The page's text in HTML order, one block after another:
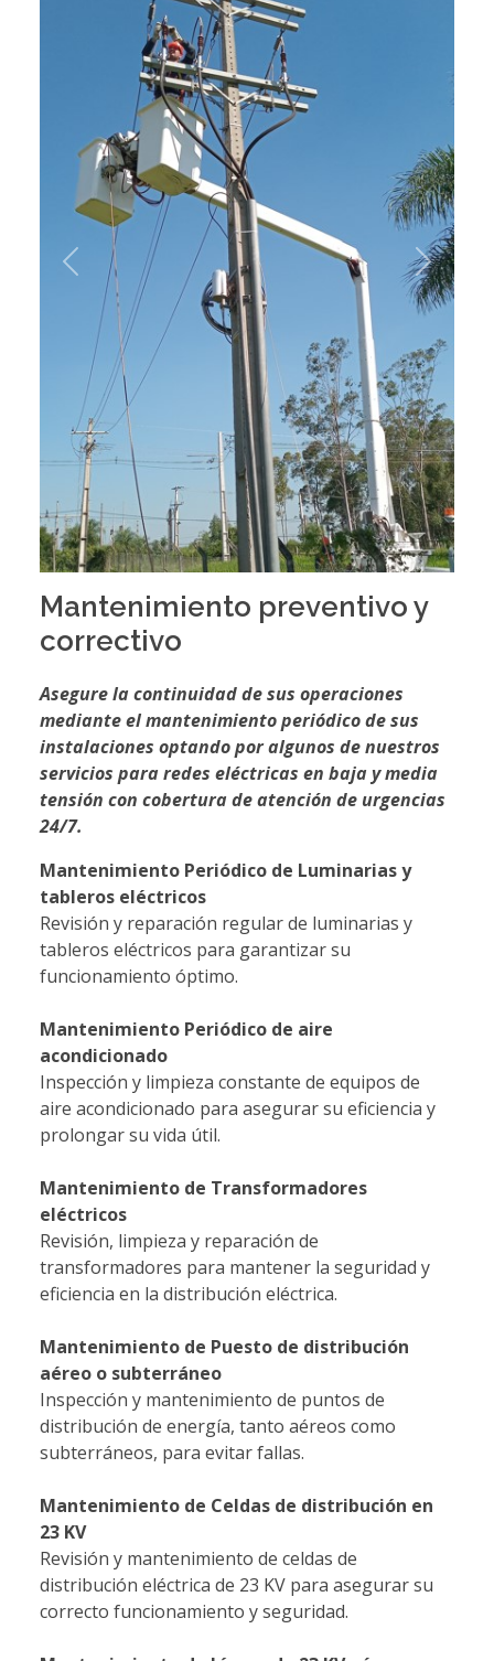
Mantenimiento preventivo y
correctivo
Asegure la continuidad de sus operaciones
mediante el mantenimiento periódico de sus
instalaciones optando por algunos de nuestros
servicios para redes eléctricas en baja y media
tensión con cobertura de atención de urgencias
24/7.
Mantenimiento Periódico de Luminarias y
tableros eléctricos
Revisión y reparación regular de luminarias y
tableros eléctricos para garantizar su
funcionamiento óptimo.
Mantenimiento Periódico de aire
acondicionado
Inspección y limpieza constante de equipos de
aire acondicionado para asegurar su eficiencia y
prolongar su vida útil.
Mantenimiento de Transformadores
eléctricos
Revisión, limpieza y reparación de
transformadores para mantener la seguridad y
eficiencia en la distribución eléctrica.
Mantenimiento de Puesto de distribución
aéreo o subterráneo
Inspección y mantenimiento de puntos de
distribución de energía, tanto aéreos como
subterráneos, para evitar fallas.
Mantenimiento de Celdas de distribución en
23 KV
Revisión y mantenimiento de celdas de
distribución eléctrica de 23 KV para asegurar su
correcto funcionamiento y seguridad.
Previous Next